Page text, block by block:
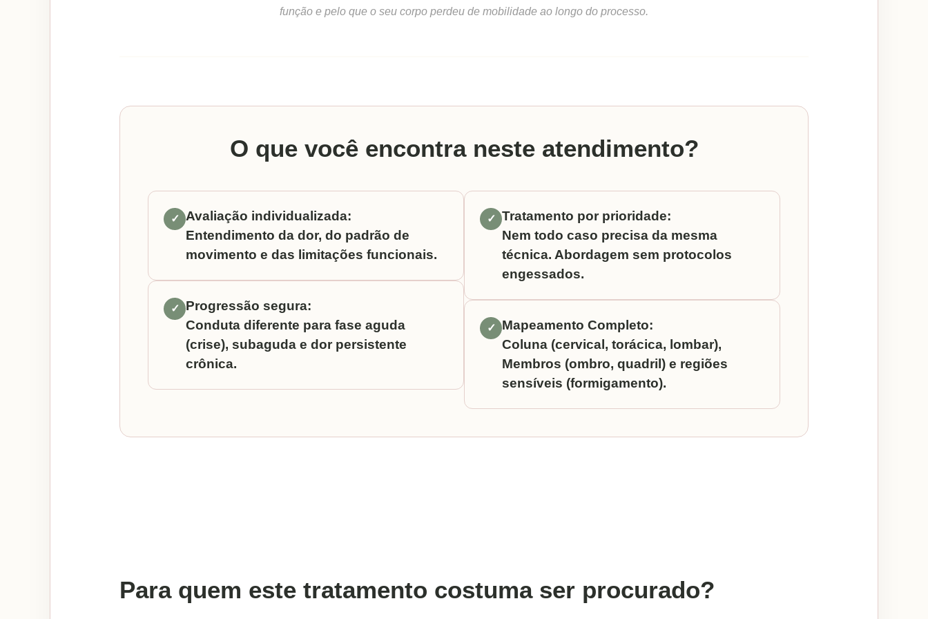
função e pelo que o seu corpo perdeu de mobilidade ao longo do processo.
O que você encontra neste atendimento?
✓
Avaliação individualizada:
Entendimento da dor, do padrão de
movimento e das limitações funcionais.
✓
Progressão segura:
Conduta diferente para fase aguda
(crise), subaguda e dor persistente
crônica.
✓
Tratamento por prioridade:
Nem todo caso precisa da mesma
técnica. Abordagem sem protocolos
engessados.
✓
Mapeamento Completo:
Coluna (cervical, torácica, lombar),
Membros (ombro, quadril) e regiões
sensíveis (formigamento).
Para quem este tratamento costuma ser procurado?